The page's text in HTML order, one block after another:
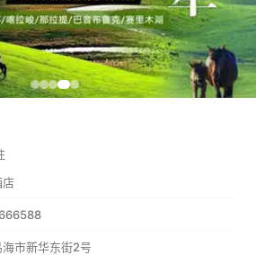
店
海市新华东街2号